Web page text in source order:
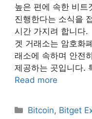
높은 편에 속한 비트
진행한다는 소식을
시간 가지려 합니다.
겟 거래소는 암호화
래소에 속하며 안전
제공하는 곳입니다.
Read more
Categories
Bitcoin, Bitget